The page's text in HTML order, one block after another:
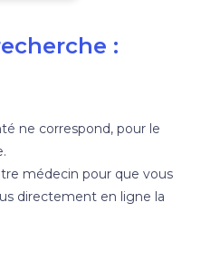
:
ne correspond, pour le
médecin pour que vous
directement en ligne la